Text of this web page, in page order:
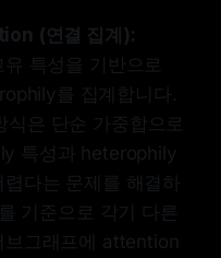
(연결 집계):
특성을 기반으로
를 집계합니다.
은 단순 가중합으로
특성과 heterophily
다는 문제를 해결하
기준으로 각기 다른
브그래프에 attention